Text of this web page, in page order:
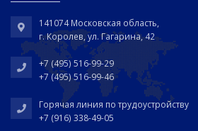
141074 Московская область,
г. Королев, ул. Гагарина, 42
+7 (495) 516-99-29
+7 (495) 516-99-46
Горячая линия по трудоустройству
+7 (916) 338-49-05